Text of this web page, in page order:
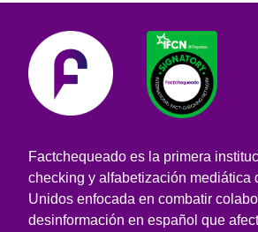
Factchequeado es la primera
checking y alfabetización mediática
Unidos enfocada en combatir
desinformación en español que